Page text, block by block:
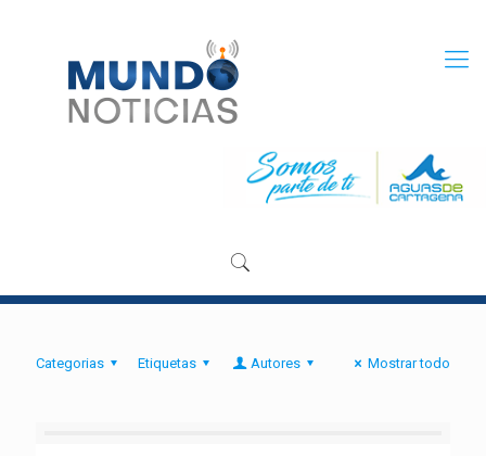
Categorias Etiquetas Autores Mostrar todo